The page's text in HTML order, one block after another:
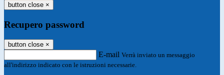
button close ×
Recupero password
button close ×
E-mail Verrà inviato un messaggio
all'indirizzo indicato con le istruzioni necessarie.